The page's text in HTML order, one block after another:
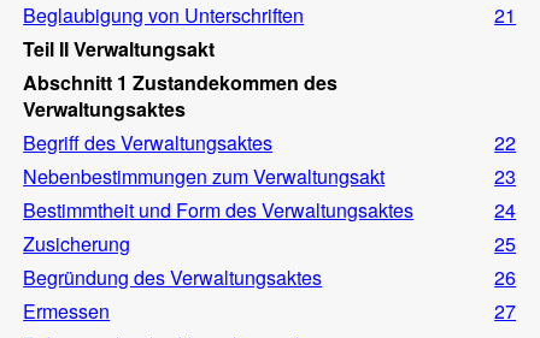
Beglaubigung von Unterschriften
21
Teil II Verwaltungsakt
Abschnitt 1 Zustandekommen des
Verwaltungsaktes
Begriff des Verwaltungsaktes
22
Nebenbestimmungen zum Verwaltungsakt
23
Bestimmtheit und Form des Verwaltungsaktes
24
Zusicherung
25
Begründung des Verwaltungsaktes
26
Ermessen
27